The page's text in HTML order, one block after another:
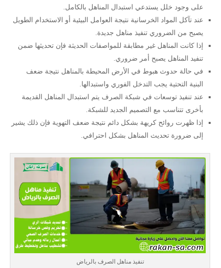
على وجود خلل يستدعي استبدال المناهل بالكامل.
عند تآكل المواد الخرسانية نتيجة العوامل البيئية أو الاستخدام الطويل
يصبح من الضروري تنفيذ مناهل جديدة.
إذا كانت المناهل غير مطابقة للمواصفات الحديثة فإن تحديثها ضمن
تنفيد المناهل يصبح أمر ضروري.
في حالة حدوث هبوط في الأرض المحيطة بالمناهل نتيجة ضعف
البنية التحتية يجب التدخل الفوري واستبدالها.
عند تنفيذ توسعات في شبكة الصرف يتم استبدال المناهل القديمة
بأخرى تتناسب مع التصميم الجديد للشبكة.
إذا ظهرت روائح كريهة بشكل دائم نتيجة ضعف التهوية فإن ذلك يشير
إلى ضرورة تحديث المناهل بشكل احترافي.
تنفيذ مناهل الصرف بالرياض